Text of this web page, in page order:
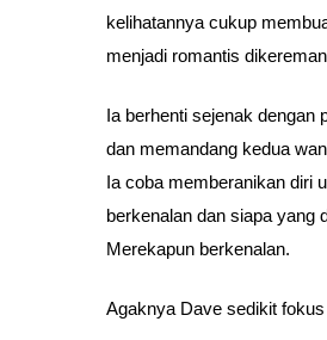
kelihatannya cukup
menjadi romantis
Ia berhenti sejenak dengan
dan memandang kedua
Ia coba memberanikan diri
berkenalan dan siapa yang
Merekapun berkenalan.
Agaknya Dave sedikit fokus